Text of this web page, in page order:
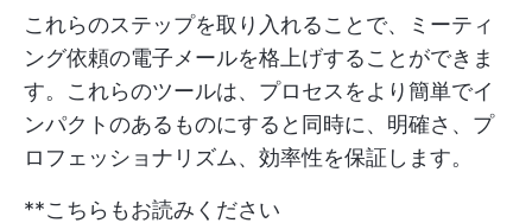
これらのステップを取り入れることで、ミーティ
ング依頼の電子メールを格上げすることができま
す。これらのツールは、プロセスをより簡単でイ
ンパクトのあるものにすると同時に、明確さ、プ
ロフェッショナリズム、効率性を保証します。
**こちらもお読みください